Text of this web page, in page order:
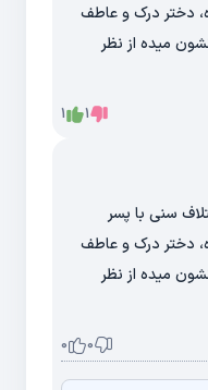
دارد(۲۸_۱۸) اشتباه، دختر درک و عاطف
میده از نظر
1
1
سنی با پسر
دارد(۲۸_۱۸) اشتباه، دختر درک و عاطف
میده از نظر
0
0